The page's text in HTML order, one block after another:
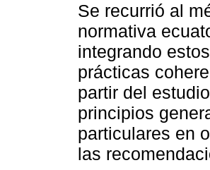
Se recurrió al
normativa
integrando
prácticas
partir del
principios
particulares en
las